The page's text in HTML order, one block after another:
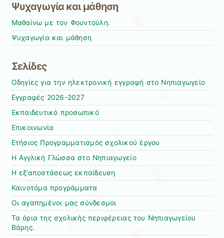
Ψυχαγωγία και μάθηση
Μαθαίνω με τον Φουντούλη.
Ψυχαγωγία και μάθηση
Σελίδες
Oδηγίες για την ηλεκτρονική εγγραφή στο Νηπιαγωγείο
Εγγραφές 2026-2027
Εκπαιδευτικό προσωπικό
Επικοινωνία
Ετήσιος Προγραμματισμός σχολικού έργου
Η Αγγλική Γλώσσα στο Νηπιαγωγείο
Η εξ’αποστάσεως εκπαίδευση
Καινοτόμα προγράμματα
Οι αγαπημένοι μας σύνδεσμοι
Τα όρια της σχολικής περιφέρειας του Νηπιαγωγείου
Βάρης.